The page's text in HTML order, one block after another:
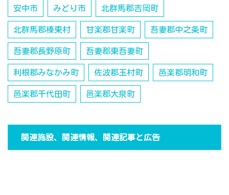
安中市 みどり市 北群馬郡吉岡町
北群馬郡榛東村 甘楽郡甘楽町 吾妻郡中之条町
吾妻郡長野原町 吾妻郡東吾妻町
利根郡みなかみ町 佐波郡玉村町 邑楽郡明和町
邑楽郡千代田町 邑楽郡大泉町
関連施設、関連情報、関連記事と広告